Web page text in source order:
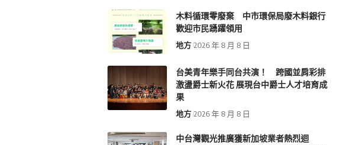
木料循環零廢棄 中市環保局廢木料銀行
歡迎市民踴躍領用
地方 2026 年 8 月 8 日
台美青年樂手同台共演！ 跨國並肩彩排
激盪爵士新火花 展現台中爵士人才培育成
果
地方 2026 年 8 月 8 日
中台灣觀光推廣獲新加坡業者熱烈迴